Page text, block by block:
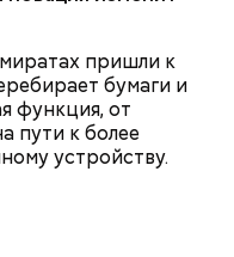
пришли к
бумаги и
функция, от
пути к более
устройству.